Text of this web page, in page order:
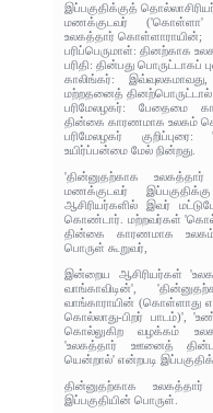
இப்பகுதிக்குத்
மணக்குடவர் ('கொள்ளா'
உலகத்தார் கொள்ளாராயின்;
பரிப்பெருமாள்: தினற்காக
பரிதி: தின்பது பொருட்டாகப்
காலிங்கர்:
மற்றதனைத்
பரிமேலழகர்: பேதைமை
தின்கை காரணமாக உலகம்
பரிமேலழகர்
உயிர்ப்பன்மை மேல் நின்றது.
'தின்னுதற்காக
மணக்குடவர்
ஆசிரியர்களில் இவர்
கொண்டார். மற்றவர்கள்
தின்கை காரணமாக
பொருள் கூறுவர்,
இன்றைய ஆசிரியர்கள்
வாங்காவிடின்',
வாங்காராயின் (கொள்ளாது
கொல்லாது-பிறர் பாடம்)',
கொல்லுகிற வழக்கம்
'உலகத்தார் ஊனைத்
யென்றால்' என்றபடி
தின்னுதற்காக உலகத்தார்
இப்பகுதியின் பொருள்.